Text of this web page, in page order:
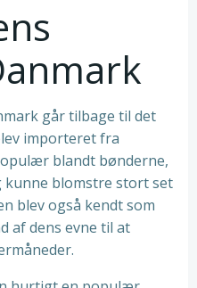
går tilbage til det
importeret fra
blandt bønderne,
kunne blomstre stort set
blev også kendt som
af dens evne til at